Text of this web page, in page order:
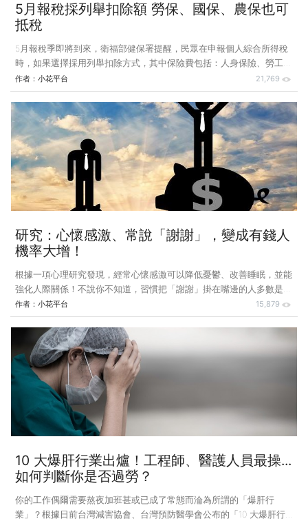
5月報稅採列舉扣除額 勞保、國保、農保也可
抵稅
5月報稅季即將到來，衛福部健保署提醒，民眾在申報個人綜合所得稅
時，如果選擇採用列舉扣除方式，其中保險費包括：人身保險、勞工保
險、國民年金保險及軍、公、教保險等保險費，每人每年扣除額度上限
為新台幣24,000元；不過，像是健保費、補充保險費都可以全額列舉扣
除，不受每年24,000元保險費扣除額上限限制，需特別留意。 健保費
不受24,000元保險費扣除額上限限制 財政部表示，108年度綜合所得
稅結算申報期間為109年5月1日至6月30日止，如果被保險人透過網路申
報個人綜合所得稅，申報繳稅系統會自動顯示出年度非健保費的個人繳
（計）費總金額，被保險人不需另行查調各項
作者： 小花平台 21,769
研究：心懷感激、常說「謝謝」，變成有錢人
機率大增！
根據一項心理研究發現，經常心懷感激可以降低憂鬱、改善睡眠，並能
強化人際關係！不說你不知道，習慣把「謝謝」掛在嘴邊的人多數是有
錢人，而他們與一般人相比，收入較高也更容易感到幸福，其中每天平
均說4次以上「謝謝」的人比起未達4次的人，平均年所得高出約20萬
日圓（折合新台幣6萬元）以上。 針對此一說法，美國傑出商業哲學
家吉姆．羅恩（Jim Rohn）抱持正面肯定的態度：「富有的人之所以
富有，其實很大原因在於他們時時心懷感恩的態度，很會珍惜並欣賞日
常生活中的微小事物，愈是容易滿足、懂得知足，也更容易產生富有的
感覺。」同理可證，有錢人不隨便批評或是抱怨他人，有別於窮人
作者： 小花平台 15,879
10 大爆肝行業出爐！工程師、醫護人員最操...
如何判斷你是否過勞？
你的工作偶爾需要熬夜加班甚或已成了常態而淪為所謂的「爆肝行
業」？根據日前台灣減害協會、台灣預防醫學會公布的「10 大爆肝行